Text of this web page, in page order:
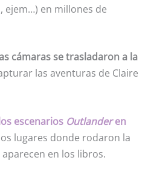
ejem…) en millones de
cámaras se trasladaron a la
las aventuras de Claire
escenarios Outlanderen
lugares donde rodaron la
en los libros.